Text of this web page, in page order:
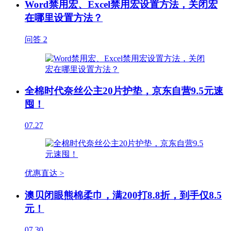
Word禁用宏、Excel禁用宏设置方法，关闭宏
在哪里设置方法？
问答 2
全棉时代奈丝公主20片护垫，京东自营9.5元速
囤！
07.27
优惠直达 >
澳贝闭眼熊棉柔巾，满200打8.8折，到手仅8.5
元！